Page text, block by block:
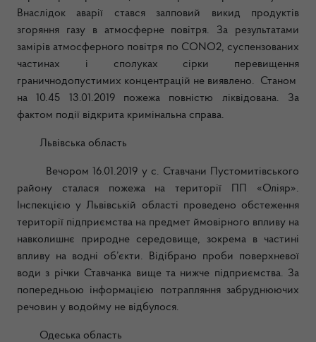
Внаслідок аварії стався залповий викид продуктів
згоряння газу в атмосферне повітря. За результатами
замірів атмосферного повітря по CONO2, суспензованих
частинах і сполуках сірки перевищення
граничнодопустимих концентрацій не виявлено. Станом
на 10.45 13.01.2019 пожежа повністю ліквідована. За
фактом події відкрита кримінальна справа.
Львівська область
Вечором 16.01.2019 у с. Ставчани Пустомитівського
району сталася пожежа на території ПП «Оліяр».
Інспекцією у Львівській області проведено обстеження
території підприємства на предмет ймовірного впливу на
навколишнє природне середовище, зокрема в частині
впливу на водні об’єкти. Відібрано проби поверхневої
води з річки Ставчанка вище та нижче підприємства. За
попередньою інформацією потрапляння забруднюючих
речовин у водойму не відбулося.
Одеська область